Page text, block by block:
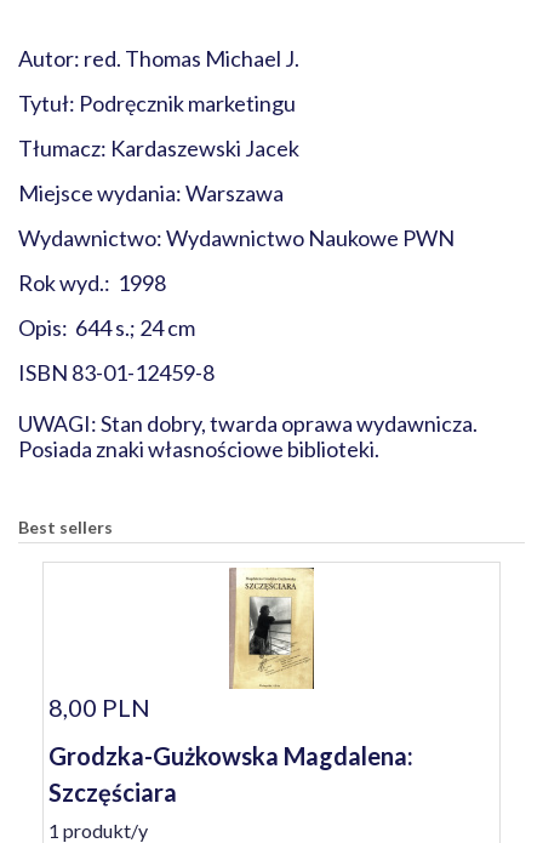
Autor: red. Thomas Michael J.
Tytuł: Podręcznik marketingu
Tłumacz: Kardaszewski Jacek
Miejsce wydania: Warszawa
Wydawnictwo: Wydawnictwo Naukowe PWN
Rok wyd.: 1998
Opis: 644 s.; 24 cm
ISBN 83-01-12459-8
UWAGI: Stan dobry, twarda oprawa wydawnicza.
Posiada znaki własnościowe biblioteki.
Best sellers
8,00 PLN
Grodzka-Gużkowska Magdalena:
Szczęściara
1 produkt/y